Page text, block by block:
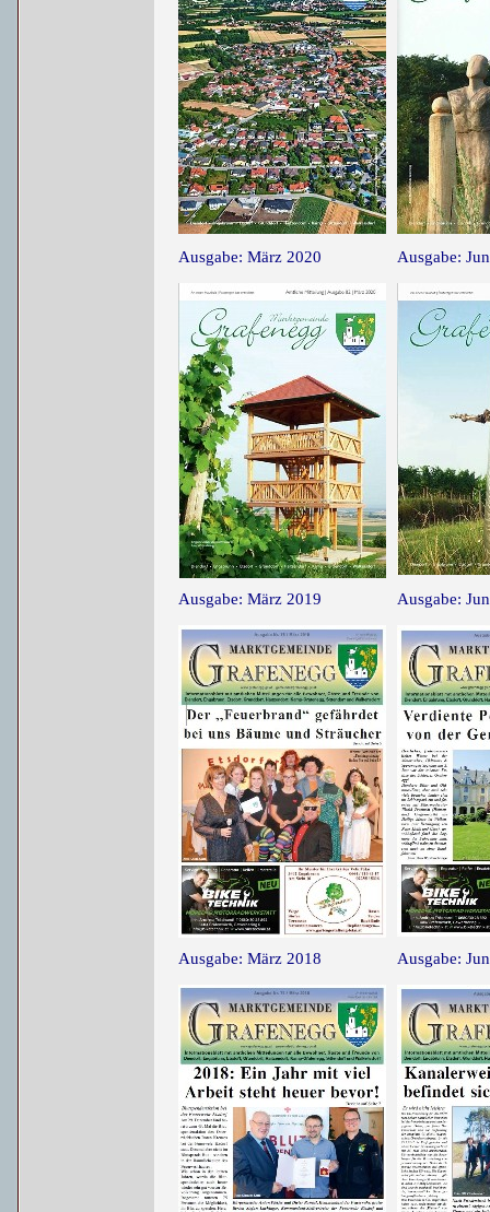
Ausgabe: März 2020 Ausgabe:
Ausgabe: März 2019 Ausgabe:
Ausgabe: März 2018 Ausgabe: